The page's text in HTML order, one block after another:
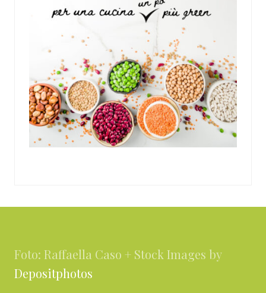
Foto: Raffaella Caso + Stock Images by
Depositphotos